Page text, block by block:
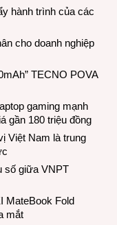
hành trình của các
cho doanh nghiệp
TECNO POVA
gaming mạnh
gần 180 triệu đồng
Việt Nam là trung
số giữa VNPT
MateBook Fold
mắt